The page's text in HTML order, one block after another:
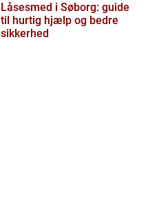
Låsesmed i Søborg: guide
til hurtig hjælp og bedre
sikkerhed